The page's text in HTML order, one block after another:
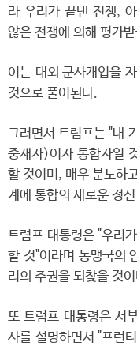
라 우리가 끝낸 전쟁,
않은 전쟁에 의해 평가
이는 대외 군사개입을
것으로 풀이된다.
그러면서 트럼프는 "내
중재자)이자 통합자일
할 것이며, 매우 분노하
계에 통합의 새로운 정
트럼프 대통령은 "우리
할 것"이라며 동맹국의
리의 주권을 되찾을 것
또 트럼프 대통령은 서
사를 설명하면서 "프런